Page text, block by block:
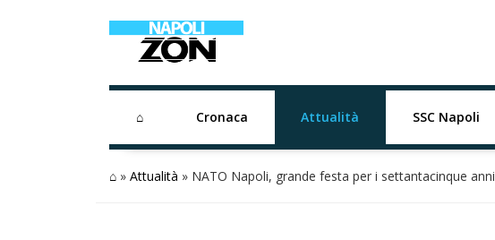
⌂ Cronaca Attualità SSC Napoli
⌂ » Attualità » NATO Napoli, grande festa per i settantacinque anni